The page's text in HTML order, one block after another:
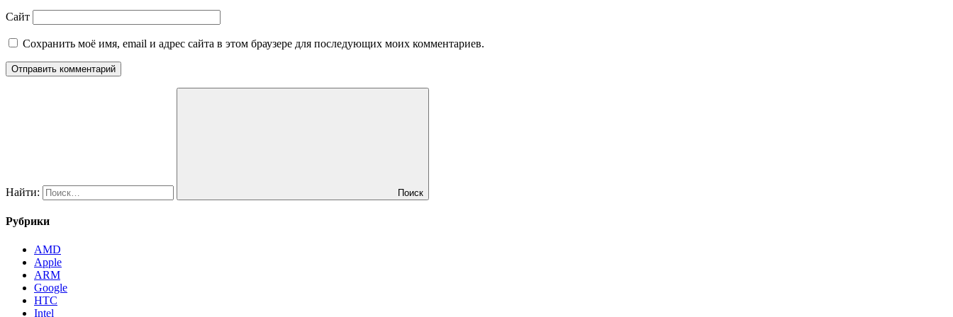
Сайт
Сохранить моё имя, email и адрес сайта в этом браузере для последующих моих комментариев.
Найти: Поиск
Рубрики
AMD
Apple
ARM
Google
HTC
Intel